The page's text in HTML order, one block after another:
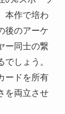
本作で培わ
後のアーケ
ー同士の繋
しょう。
ードを所有
を両立させ